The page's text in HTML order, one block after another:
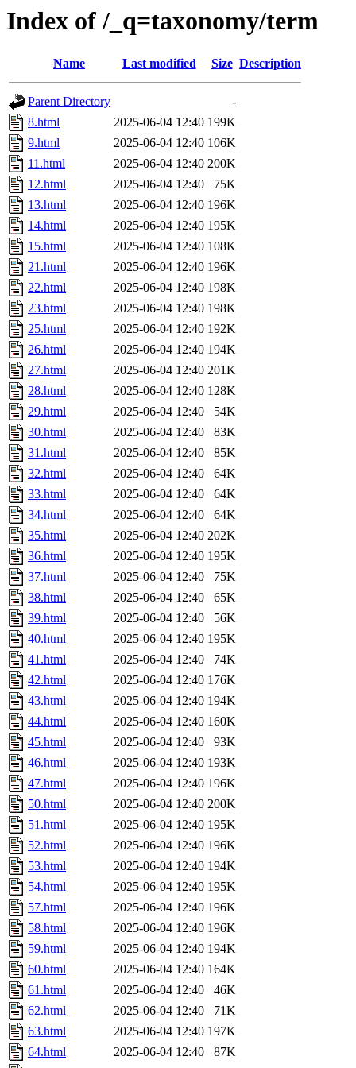
Index of /_q=taxonomy/term
Name Last modified Size Description
Parent Directory
-
8.html
2025-06-04 12:40 199K
9.html
2025-06-04 12:40 106K
11.html
2025-06-04 12:40 200K
12.html
2025-06-04 12:40
75K
13.html
2025-06-04 12:40 196K
14.html
2025-06-04 12:40 195K
15.html
2025-06-04 12:40 108K
21.html
2025-06-04 12:40 196K
22.html
2025-06-04 12:40 198K
23.html
2025-06-04 12:40 198K
25.html
2025-06-04 12:40 192K
26.html
2025-06-04 12:40 194K
27.html
2025-06-04 12:40 201K
28.html
2025-06-04 12:40 128K
29.html
2025-06-04 12:40
54K
30.html
2025-06-04 12:40
83K
31.html
2025-06-04 12:40
85K
32.html
2025-06-04 12:40
64K
33.html
2025-06-04 12:40
64K
34.html
2025-06-04 12:40
64K
35.html
2025-06-04 12:40 202K
36.html
2025-06-04 12:40 195K
37.html
2025-06-04 12:40
75K
38.html
2025-06-04 12:40
65K
39.html
2025-06-04 12:40
56K
40.html
2025-06-04 12:40 195K
41.html
2025-06-04 12:40
74K
42.html
2025-06-04 12:40 176K
43.html
2025-06-04 12:40 194K
44.html
2025-06-04 12:40 160K
45.html
2025-06-04 12:40
93K
46.html
2025-06-04 12:40 193K
47.html
2025-06-04 12:40 196K
50.html
2025-06-04 12:40 200K
51.html
2025-06-04 12:40 195K
52.html
2025-06-04 12:40 196K
53.html
2025-06-04 12:40 194K
54.html
2025-06-04 12:40 195K
57.html
2025-06-04 12:40 196K
58.html
2025-06-04 12:40 196K
59.html
2025-06-04 12:40 194K
60.html
2025-06-04 12:40 164K
61.html
2025-06-04 12:40
46K
62.html
2025-06-04 12:40
71K
63.html
2025-06-04 12:40 197K
64.html
2025-06-04 12:40
87K